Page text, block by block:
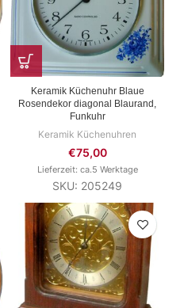
Keramik Küchenuhr Blaue
Rosendekor diagonal Blaurand,
Funkuhr
Keramik Küchenuhren
€75,00
Lieferzeit: ca.5 Werktage
SKU: 205249